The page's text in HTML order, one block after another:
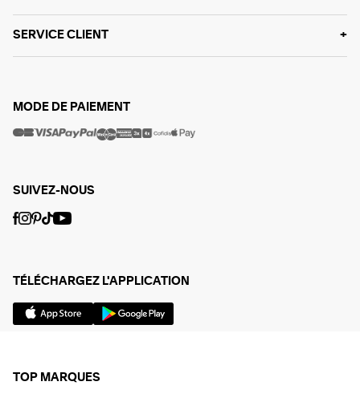
SERVICE CLIENT
MODE DE PAIEMENT
SUIVEZ-NOUS
TÉLÉCHARGEZ L'APPLICATION
TOP MARQUES